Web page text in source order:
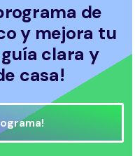
de
y mejora tu
clara y
casa!